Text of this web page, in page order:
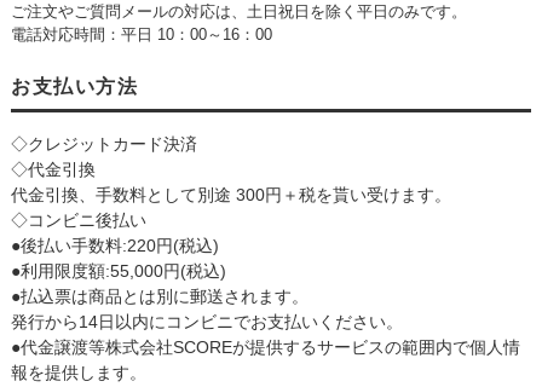
ご注文やご質問メールの対応は、土日祝日を除く平日のみです。
電話対応時間：平日 10：00～16：00
お支払い方法
◇クレジットカード決済
◇代金引換
代金引換、手数料として別途 300円＋税を貰い受けます。
◇コンビニ後払い
●後払い手数料:220円(税込)
●利用限度額:55,000円(税込)
●払込票は商品とは別に郵送されます。
発行から14日以内にコンビニでお支払いください。
●代金譲渡等株式会社SCOREが提供するサービスの範囲内で個人情
報を提供します。